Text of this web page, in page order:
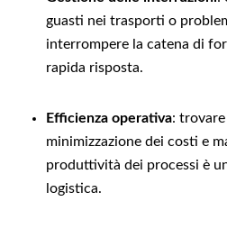
guasti nei trasporti o
interrompere la catena di
rapida risposta.
Efficienza operativa:
minimizzazione dei costi e
produttività dei processi è
logistica.